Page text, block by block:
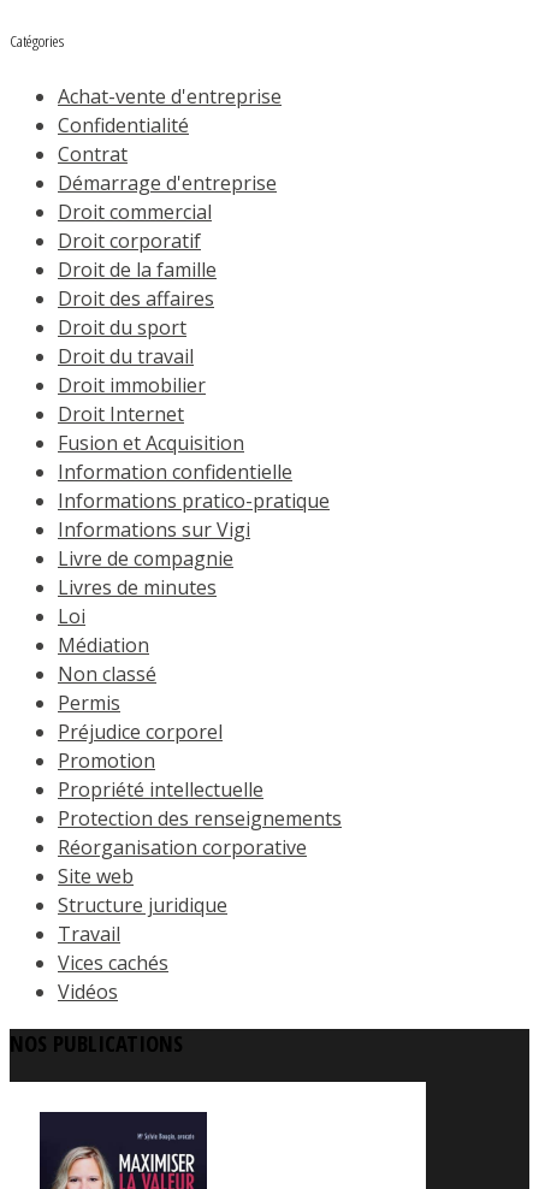
Catégories
Achat-vente d'entreprise
Confidentialité
Contrat
Démarrage d'entreprise
Droit commercial
Droit corporatif
Droit de la famille
Droit des affaires
Droit du sport
Droit du travail
Droit immobilier
Droit Internet
Fusion et Acquisition
Information confidentielle
Informations pratico-pratique
Informations sur Vigi
Livre de compagnie
Livres de minutes
Loi
Médiation
Non classé
Permis
Préjudice corporel
Promotion
Propriété intellectuelle
Protection des renseignements
Réorganisation corporative
Site web
Structure juridique
Travail
Vices cachés
Vidéos
NOS PUBLICATIONS